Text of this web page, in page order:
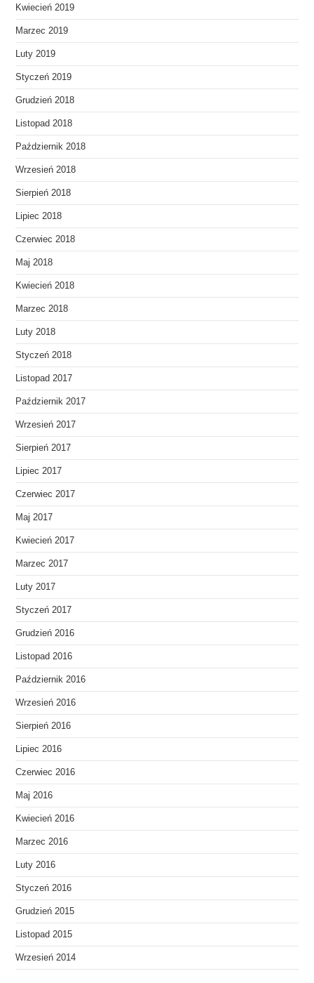
Kwiecień 2019
Marzec 2019
Luty 2019
Styczeń 2019
Grudzień 2018
Listopad 2018
Październik 2018
Wrzesień 2018
Sierpień 2018
Lipiec 2018
Czerwiec 2018
Maj 2018
Kwiecień 2018
Marzec 2018
Luty 2018
Styczeń 2018
Listopad 2017
Październik 2017
Wrzesień 2017
Sierpień 2017
Lipiec 2017
Czerwiec 2017
Maj 2017
Kwiecień 2017
Marzec 2017
Luty 2017
Styczeń 2017
Grudzień 2016
Listopad 2016
Październik 2016
Wrzesień 2016
Sierpień 2016
Lipiec 2016
Czerwiec 2016
Maj 2016
Kwiecień 2016
Marzec 2016
Luty 2016
Styczeń 2016
Grudzień 2015
Listopad 2015
Wrzesień 2014